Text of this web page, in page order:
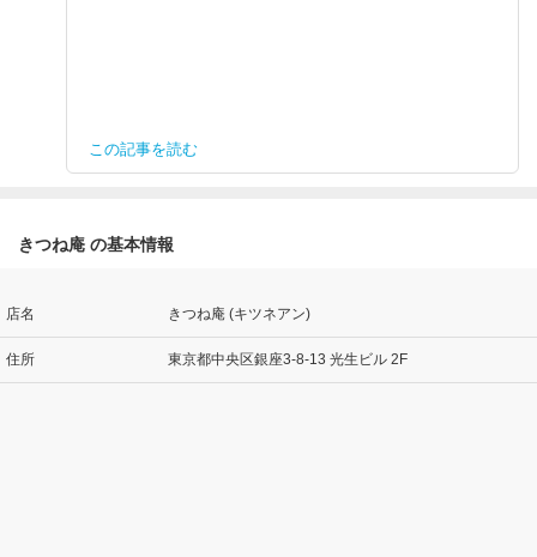
この記事を読む
きつね庵 の基本情報
店名 きつね庵 (キツネアン)
住所 東京都中央区銀座3-8-13 光生ビル 2F